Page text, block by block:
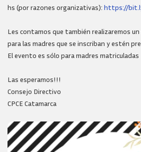
hs (por razones organizativas): https://
Les contamos que también realizaremos
para las madres que se inscriban y estén
El evento es sólo para madres matriculadas
Las esperamos!!!
Consejo Directivo
CPCE Catamarca